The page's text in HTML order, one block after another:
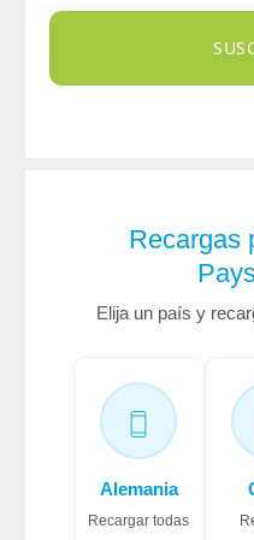
Recargas
Elija un país y
Alemania
Recargar todas